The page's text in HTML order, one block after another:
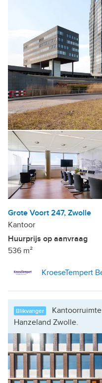
Grote Voort 247, Zwolle
Kantoor
Huurprijs op aanvraag
536 m²
KroeseTempert
Blikvanger
Hanzeland Zwolle.